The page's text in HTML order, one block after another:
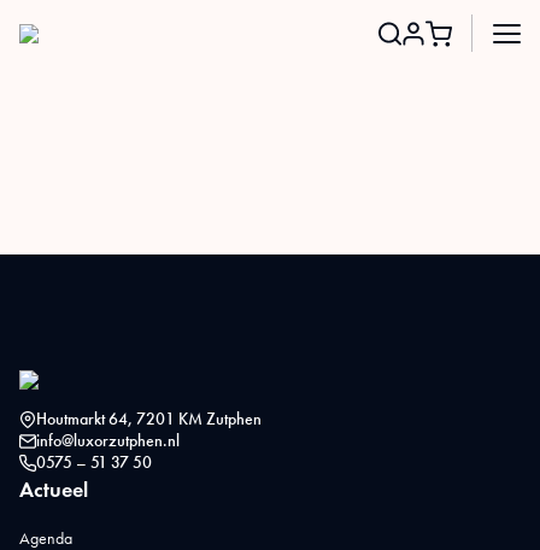
Houtmarkt 64, 7201 KM Zutphen
info@luxorzutphen.nl
0575 – 51 37 50
Actueel
Agenda